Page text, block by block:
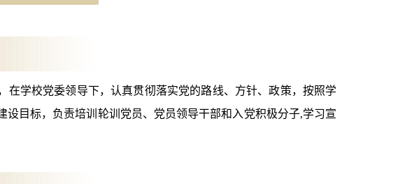
在学校党委领导下，认真贯彻落实党的路线、方针、政策，按照学
目标，负责培训轮训党员、党员领导干部和入党积极分子,学习宣